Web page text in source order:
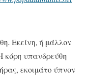
Εκείνη, ή μάλλον
κόρη υπανδρεύθη
εκοιμάτο ύπνον